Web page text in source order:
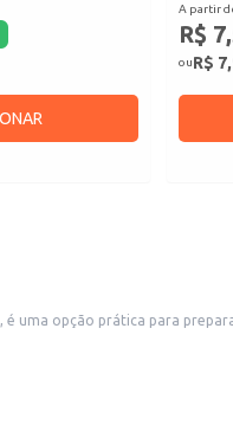
A partir
R$
ouR$
é uma opção prática para